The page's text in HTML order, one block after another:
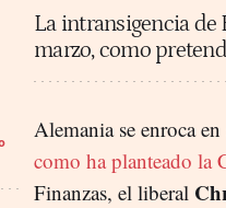
La intransigencia
marzo, como
Alemania se enroca
como ha planteado la
Finanzas, el liberal